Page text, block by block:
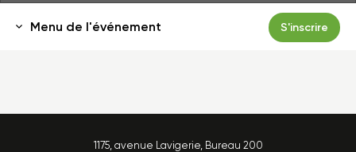
Menu de l'événement S'inscrire
1175, avenue Lavigerie, Bureau 200